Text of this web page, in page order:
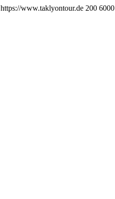
https://www.taklyontour.de 200 6000